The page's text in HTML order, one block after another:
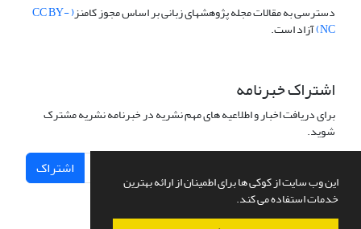
این وب سایت از کوکی ها برای اطمینان از ارائه بهترین
خدمات استفاده می کند.
دسترسی به مقالات مجله پژوهشهای زبانی بر اساس مجوز کامنز ( CC BY-
NC) آزاد است.
اشتراک خبرنامه
برای دریافت اخبار و اطلاعیه های مهم نشریه در خبرنامه نشریه مشترک
شوید.
اشتراک